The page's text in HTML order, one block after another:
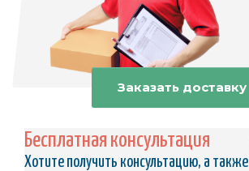
Заказать доставку
Бесплатная консультация
Хотите получить консультацию, а также